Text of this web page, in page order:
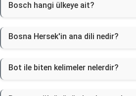
Bosch hangi ülkeye ait?
Bosna Hersek'in ana dili nedir?
Bot ile biten kelimeler nelerdir?